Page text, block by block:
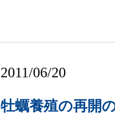
2011/06/20
牡蠣養殖の再開